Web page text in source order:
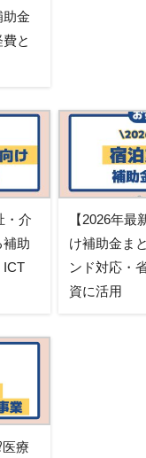
助金
と
・介
補助
ICT
【2026年最
け補助金ま
ンド対応・
資に活用
療